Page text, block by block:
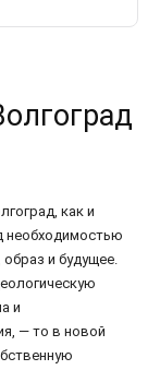
как и
необходимостью
и будущее.
и
— то в новой